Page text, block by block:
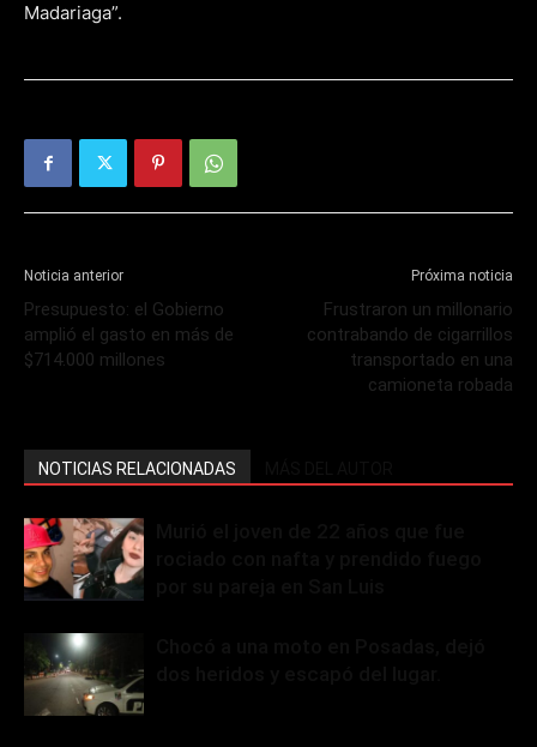
Madariaga”.
Noticia anterior
Presupuesto: el Gobierno
amplió el gasto en más de
$714.000 millones
Próxima noticia
Frustraron un millonario
contrabando de cigarrillos
transportado en una
camioneta robada
NOTICIAS RELACIONADAS